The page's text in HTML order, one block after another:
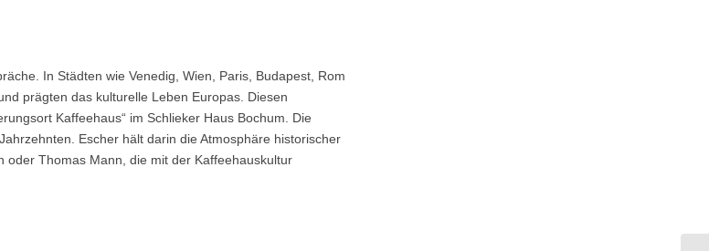
In Städten wie Venedig, Wien, Paris, Budapest, Rom
prägten das kulturelle Leben Europas. Diesen
Kaffeehaus“ im Schlieker Haus Bochum. Die
Escher hält darin die Atmosphäre historischer
oder Thomas Mann, die mit der Kaffeehauskultur